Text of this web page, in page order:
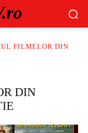
FILMELOR DIN
DIN